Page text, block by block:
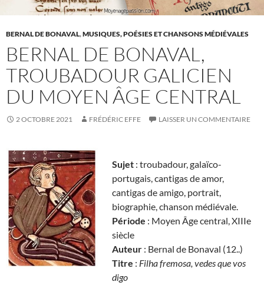
BERNAL DE BONAVAL,MUSIQUES, POÉSIES ET CHANSONS MÉDIÉVALES
BERNAL DE BONAVAL,
TROUBADOUR GALICIEN
DU MOYEN ÂGE CENTRAL
2 OCTOBRE 2021 FRÉDÉRIC EFFE LAISSER UN COMMENTAIRE
Sujet : troubadour, galaïco-
portugais, cantigas de amor,
cantigas de amigo, portrait,
biographie, chanson médiévale.
Période : Moyen Âge central, XIIIe
siècle
Auteur : Bernal de Bonaval (12..)
Titre : Filha fremosa, vedes que vos
digo